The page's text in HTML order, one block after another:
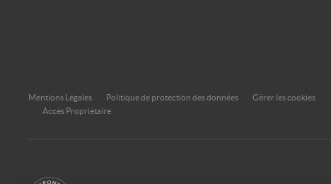
Mentions Légales Politique de protection des données Gérer les cookies
Accès Propriétaire